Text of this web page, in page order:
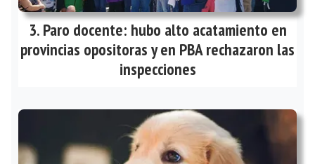
Paro docente: hubo alto acatamiento en
provincias opositoras y en PBA rechazaron las
inspecciones